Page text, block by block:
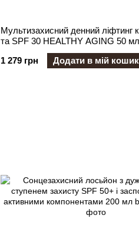
Мультизахисний денний ліфтинг
та SPF 30 HEALTHY AGING 50 мл
1 279 грн
Додати в мій кошик